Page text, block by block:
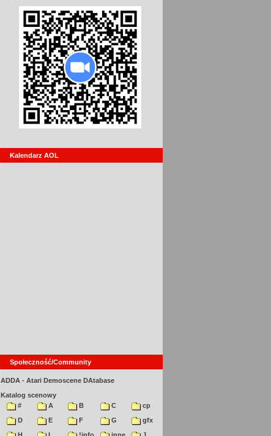
Kalendarz AOL
Społeczność/Community
ADDA - Atari Demoscene DAtabase
Katalog scenowy
#
A B C
cp
D
E F G
gfx